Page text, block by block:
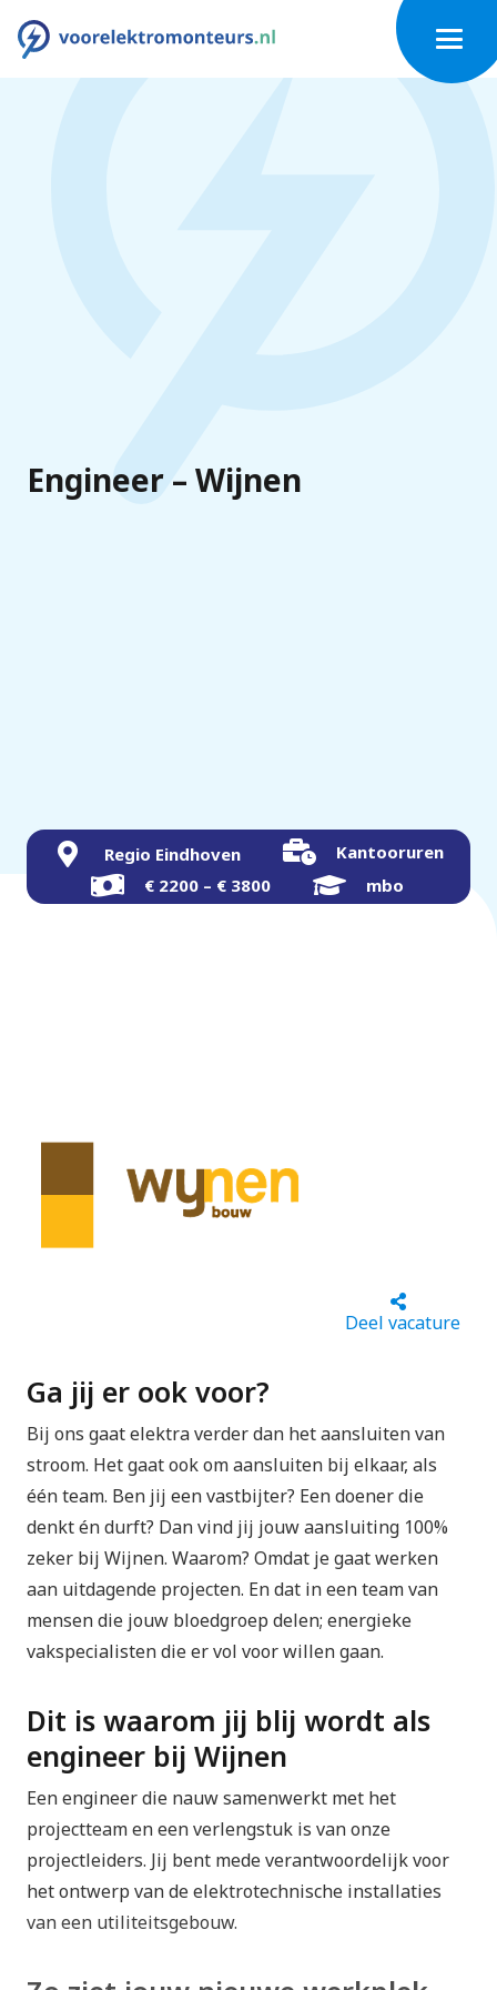
Engineer – Wijnen
Regio Eindhoven
Kantooruren
€ 2200 – € 3800
mbo
Deel vacature
Ga jij er ook voor?
Bij ons gaat elektra verder dan het aansluiten van
stroom. Het gaat ook om aansluiten bij elkaar, als
één team. Ben jij een vastbijter? Een doener die
denkt én durft? Dan vind jij jouw aansluiting 100%
zeker bij Wijnen. Waarom? Omdat je gaat werken
aan uitdagende projecten. En dat in een team van
mensen die jouw bloedgroep delen; energieke
vakspecialisten die er vol voor willen gaan.
​​Dit is waarom jij blij wordt als
engineer bij Wijnen
Een engineer die nauw samenwerkt met het
projectteam en een verlengstuk is van onze
projectleiders. Jij bent mede verantwoordelijk voor
het ontwerp van de elektrotechnische installaties
van een utiliteitsgebouw. ​